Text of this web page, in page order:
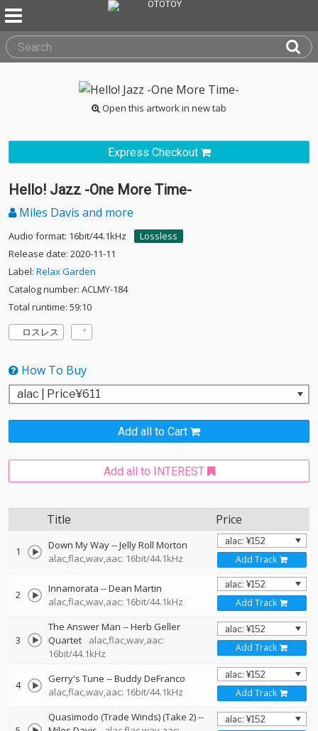
Open this artwork in new tab
Express Checkout
Hello! Jazz -One More Time-
Miles Davis and more
Audio format: 16bit/44.1kHz
Lossless
Release date: 2020-11-11
Label: Relax Garden
Catalog number: ACLMY-184
Total runtime: 59:10
ロスレス
How To Buy
Add all to Cart
Add all to INTEREST
Title Price
1 Down My Way--Jelly Roll Morton
alac,flac,wav,aac: 16bit/44.1kHz
Add Track
2 Innamorata --Dean Martin
alac,flac,wav,aac: 16bit/44.1kHz
Add Track
3
The Answer Man --Herb Geller
Quartet
alac,flac,wav,aac:
16bit/44.1kHz
Add Track
4 Gerry's Tune --Buddy DeFranco
alac,flac,wav,aac: 16bit/44.1kHz
Add Track
Quasimodo (Trade Winds) (Take 2)--